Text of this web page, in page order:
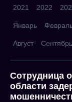
2021 2022
Январь
Август Сентябрь
Сотрудница
области